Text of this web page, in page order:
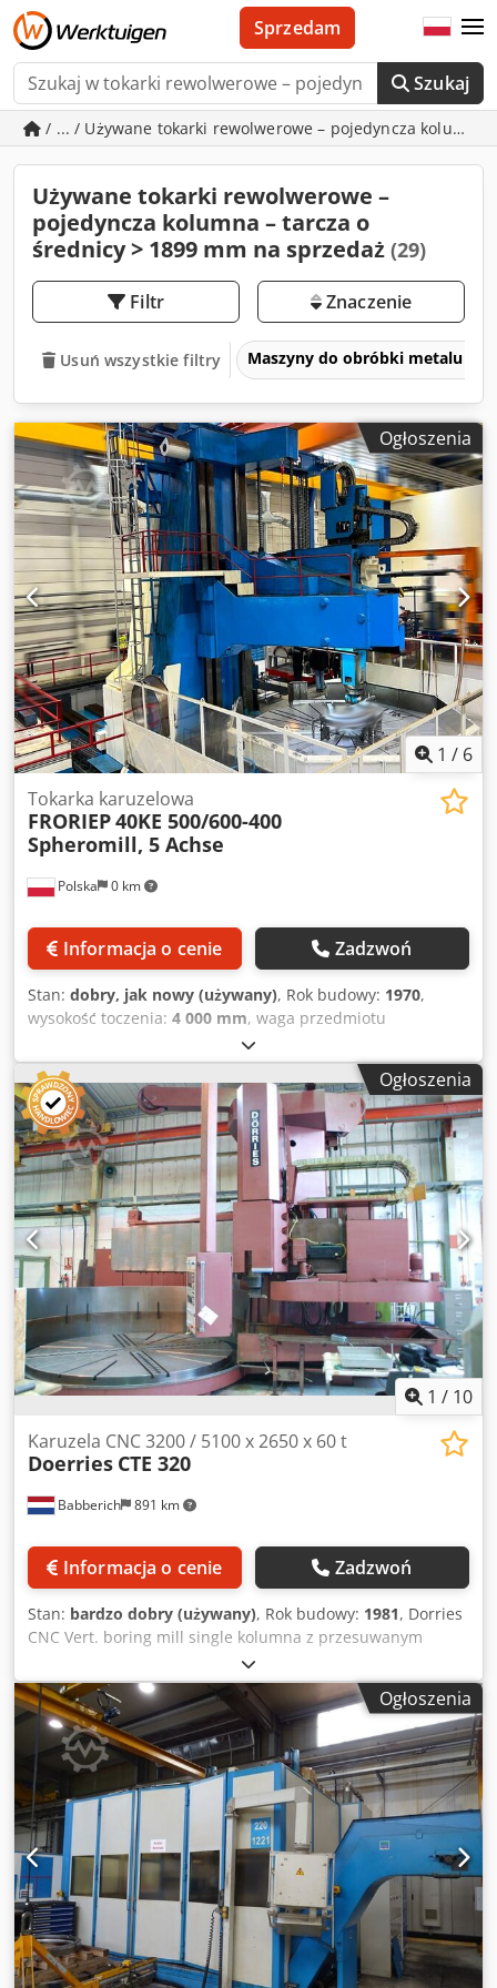
Szukaj
Sprzedam
/ ... / Używane tokarki rewolwerowe – pojedyncza kolumna
Używane tokarki rewolwerowe –
pojedyncza kolumna – tarcza o
średnicy > 1899 mm na sprzedaż (29)
Filtr Znaczenie
Usuń wszystkie filtry Maszyny do obróbki metalu i
Ogłoszenia
1 / 6
Polska 0 km
Tokarka karuzelowa
FRORIEP40KE 500/600-400
Spheromill, 5 Achse
Informacja o cenie Zadzwoń
Stan: dobry, jak nowy (używany), Rok budowy: 1970,
wysokość toczenia: 4 000 mm, waga przedmiotu
100 000 kg
mm, średnica tarczy czołowej:5 000 mm, maszyna
uniwersalna 5-osiowa (toczenie, frezowanie) Frezarka
sferyczna Froriep 40KE 500/600-400 Rok budowy: 1970
(modernizacja w 1984 i 2006) Sterowanie: Siemens 840D
Djdpfx Aqoym Ri Ueuekr Długość frezowania: 8500 mm
Maksymalna wysokość robocza: 4000 mm Maksymalna
średnica toczenia: 17 000 mm Średnica stołu: 5000 mm
Ustawienie ramu: -15 stopni do +90 stopni Maksymalna
prędkość stołu: 40 obr./min (100 kW) Maksymalne
obciążenie robocze: 100 ton Akcesoria głowica frezarska
(800 obr./min. / 60 kW) głowica frezarska uniwersalna (630
obr./min) prowadnica czołowa o średnicy max. 1000 mm
sprzęt do mielenia Głowica kątowa 90 stopni (630 obr./min)
Głowica kątowa 90 stopni (450 obr./min) – mała
Ogłoszenia
1 / 10
Babberich 891 km
Karuzela CNC 3200 / 5100 x 2650 x 60 t
Doerries CTE 320
Informacja o cenie Zadzwoń
Stan: bardzo dobry (używany), Rok budowy: 1981, Dorries
CNC Vert. boring mill single kolumna z przesuwanym
stołem - Marka : Dörries - Niemcy - Typ : CTE 320 / 3400 -
Wiek : 1981 - Ex. Aerospace ! - Serial.No : D 149 / 5079 - Ø
uchwytu : 3.200 - Maks. średnica toczenia poz. 2 : 5.100 -
Maks. wysokość toczenia : 2.650 - Skok Uchwyt narzędziowy
: 1.250 - Regulacja szyny poprzecznej : 1.500 - Obciążenie
stołu : 60.000 - Rozmiar chwytu narzędzia : 40 x 40 - Maks.
siła cięcia : 75000 - Maks. moment obrotowy na stole :
60000 - Moc silnika głównego : 75 kW / 415 - Prędkości 1 / 2
/ 3 Zakres: 0,8 - 100 - Posuw Vario : 0,1 - 1.000 - Szybki
posuw: 6.000 Dsdpfx Aekwcpxoquokr - Wymiary: 9,30 X
6,10 X 6,30 X 60 - CNC Siemens Sinumriek System 8 -
Zmieniacz narzędzi 16 pozycji - Napędy posuwu SCR /
każda oś osobno - Śruby kulowe + prowadnice z rolkami
ślizgowymi - Stół przesuwny hydrauliczny / ręczny -
Ogłoszenia